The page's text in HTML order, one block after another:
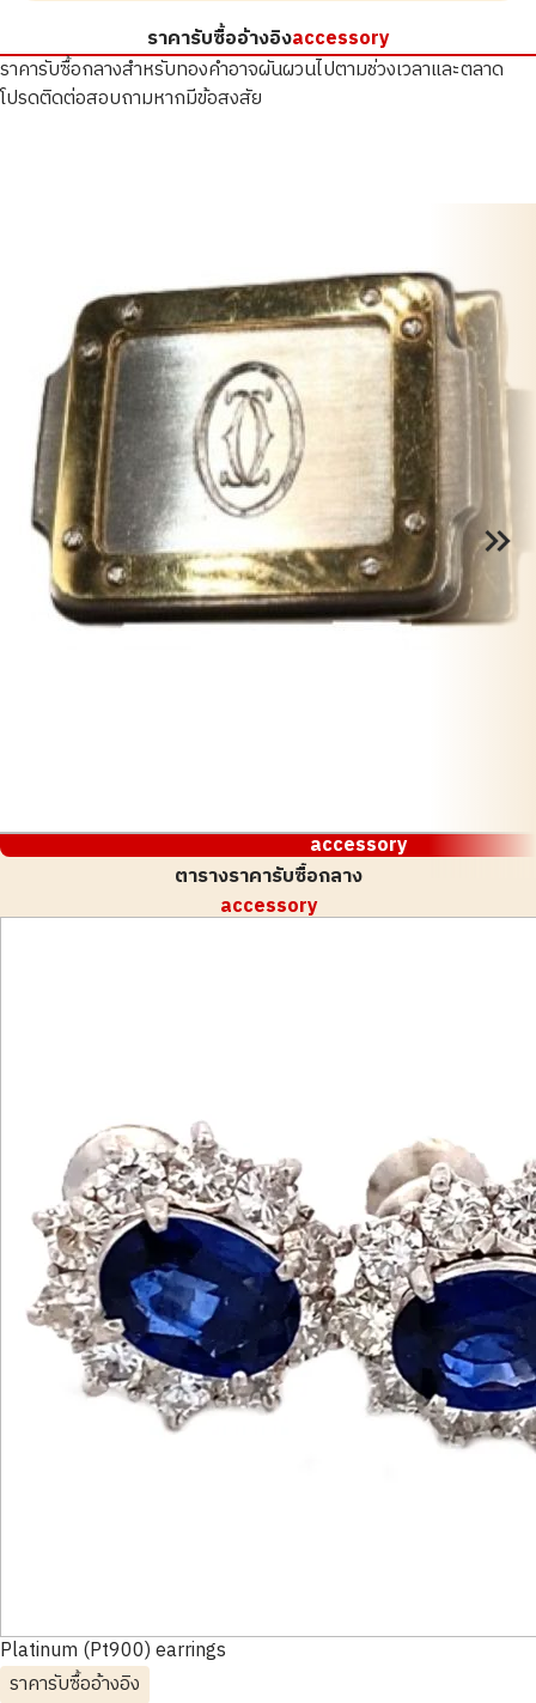
ราคารับซื้ออ้างอิงaccessory
ราคารับซื้อกลางสำหรับทองคำอาจผันผวนไปตามช่วงเวลาและตลาด
โปรดติดต่อสอบถามหากมีข้อสงสัย
accessory
ตารางราคารับซื้อกลาง
accessory
Platinum (Pt900) earrings
ราคารับซื้ออ้างอิง